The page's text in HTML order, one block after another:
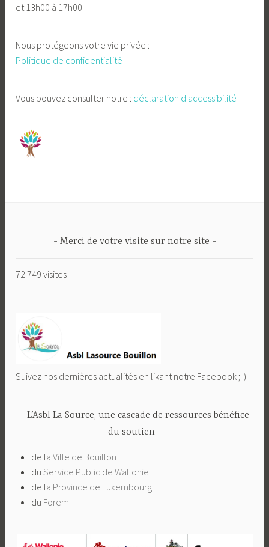
et 13h00 à 17h00
Nous protégeons votre vie privée :
Politique de confidentialité
Vous pouvez consulter notre : déclaration d'accessibilité
Merci de votre visite sur notre site
72 749 visites
Suivez nos dernières actualités en likant notre Facebook ;-)
L’Asbl La Source, une cascade de ressources bénéfice
du soutien
de la Ville de Bouillon
du Service Public de Wallonie
de la Province de Luxembourg
du Forem